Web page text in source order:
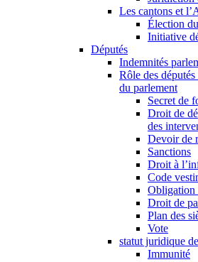
Les cantons et
Élection
Initiative
Députés
Indemnités
Rôle des
du parlement
Secret de
Droit de
des
Devoir de
Sanctions
Droit à
Code
Obligation
Droit de
Plan des
Vote
statut juridique
Immunité